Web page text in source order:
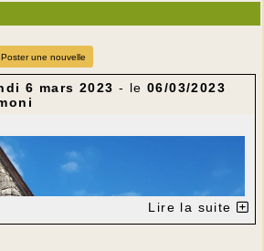
Poster une nouvelle
6 mars 2023 - le 06/03/2023
Lire la suite